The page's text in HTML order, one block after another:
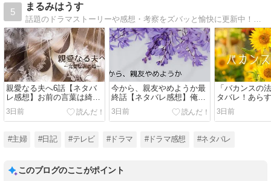
5
まるみはうす
親愛なる夫へ6話【ネタバ
レ感想】お前の言葉は綺麗
3日前
今から、親友やめようか最
終話【ネタバレ感想】俺の
未来にいてほしい
3日前
「バカンスの
タバレ！あら
終回結末まとめ
3日前
#主婦 #日記 #テレビ #ドラマ #ドラマ感想 #ネタバレ
このブログのここがポイント